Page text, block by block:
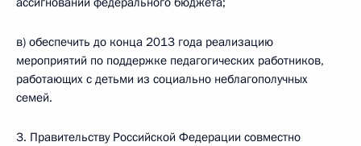
в) обеспечить до конца 2013 года реализацию
мероприятий по поддержке педагогических работников,
работающих с детьми из социально неблагополучных
семей.
3. Правительству Российской Федерации совместно